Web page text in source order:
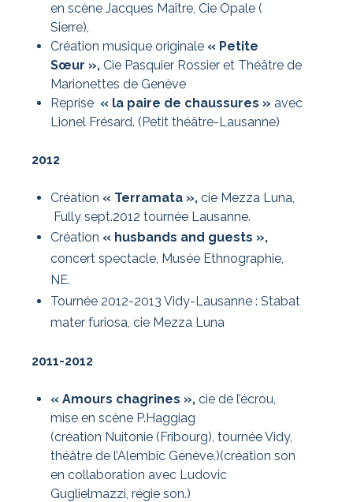
en scène Jacques Maître, Cie Opale (
Sierre),
Création musique originale « Petite
Sœur », Cie Pasquier Rossier et Théâtre de
Marionettes de Genève
Reprise « la paire de chaussures » avec
Lionel Frésard. (Petit théâtre-Lausanne)
2012
Création « Terramata », cie Mezza Luna,
Fully sept.2012 tournée Lausanne.
Création « husbands and guests »,
concert spectacle, Musée Ethnographie,
NE.
Tournée 2012-2013 Vidy-Lausanne : Stabat
mater furiosa, cie Mezza Luna
2011-2012
« Amours chagrines », cie de l’écrou,
mise en scène P.Haggiag
(création Nuitonie (Fribourg), tournée Vidy,
théâtre de l’Alembic Genève.)(création son
en collaboration avec Ludovic
Guglielmazzi, régie son.)